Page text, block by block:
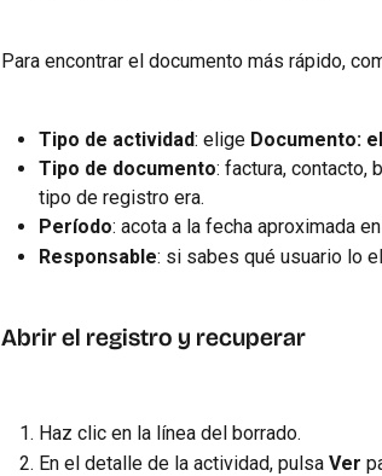
Para encontrar el documento más rápido,
Tipo de actividad: elige Documento:
Tipo de documento: factura, contacto,
tipo de registro era.
Período: acota a la fecha aproximada
Responsable: si sabes qué usuario lo
Abrir el registro y recuperar
Haz clic en la línea del borrado.
En el detalle de la actividad, pulsa Ver